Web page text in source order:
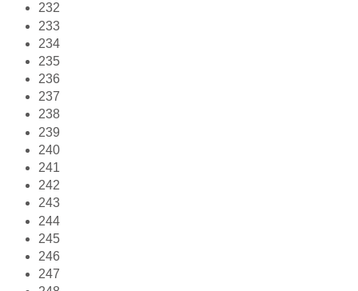
232
233
234
235
236
237
238
239
240
241
242
243
244
245
246
247